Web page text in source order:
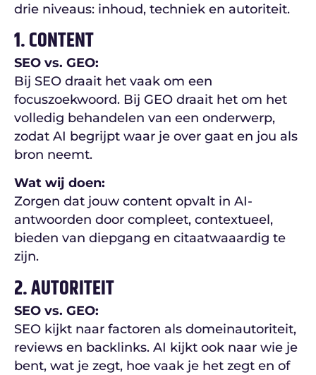
drie niveaus: inhoud, techniek en autoriteit.
1. CONTENT
SEO vs. GEO:
Bij SEO draait het vaak om een
focuszoekwoord. Bij GEO draait het om het
volledig behandelen van een onderwerp,
zodat AI begrijpt waar je over gaat en jou als
bron neemt.
Wat wij doen:
Zorgen dat jouw content opvalt in AI-
antwoorden door compleet, contextueel,
bieden van diepgang en citaatwaaardig te
zijn.
2. AUTORITEIT
SEO vs. GEO:
SEO kijkt naar factoren als domeinautoriteit,
reviews en backlinks. AI kijkt ook naar wie je
bent, wat je zegt, hoe vaak je het zegt en of